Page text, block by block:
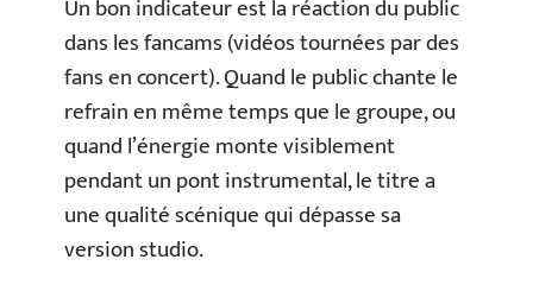
Un bon indicateur est la réaction du public
dans les fancams (vidéos tournées par des
fans en concert). Quand le public chante le
refrain en même temps que le groupe, ou
quand l’énergie monte visiblement
pendant un pont instrumental, le titre a
une qualité scénique qui dépasse sa
version studio.